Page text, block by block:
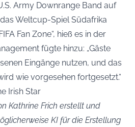
Army Downrange Band auf
Weltcup-Spiel Südafrika
Fan Zone“, hieß es in der
fügte hinzu: „Gäste
Eingänge nutzen, und das
wie vorgesehen fortgesetzt.“
Irish Star
Kathrine Frich erstellt und
KI für die Erstellung